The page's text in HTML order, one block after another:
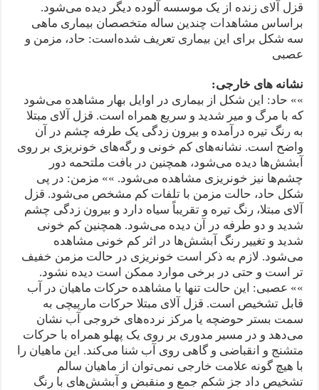
قزل آلای زنده از یک موسسه آلوده دیگر دیده می‌شود.
براساس مشاهدات چندین ساله متخصصان بیماری ماهی
سه شکل برای این بیماری تعریف شده‌است: حاد، مزمن و
عصبی
نشانه های خارجی:
»» حاد: این شکل از بیماری در اوایل بهار مشاهده می‌شود
که با مرگ و میر شدید و سریع همراه است. قزل آلای مبتلا
به رنگ تیره درآمده و بیرون زدگی یک طرفه چشم در آن
واضح است. نشانه‌های کم خونی و رگه‌های خونریزی بر روی
آبشش‌ها دیده می‌شود، همچنین در بافت ملتحمه دور
چشم‌ها نیز خونریزی مشاهده می‌شود. »» مزمن: در پی
شکل حاد، حالت مزمن با تلفات کم مشخص می‌شود. قزل
آلای مبتلا، رنگ تیره و تقریباً سیاه دارد و بیرون زدگی چشم
شدید و دو طرفه در آن دیده می‌شود. همچنین کم خونی
شدید و تغییر رنگ آبشش‌ها در اثر کم خونی مشاهده
می‌شود. لازم به ذکر است خونریزی در حالت مزمن خفیف
تر است و حتی در برخی موارد ممکن است دیده نشود.
»» عصبی: این حالت تنها با مشاهده حرکات ماهیان در آب
قابل تشخیص است. قزل آلای مبتلا حرکات مارپیچی به
سمت بستر حوضچه یا مرکز نرده‌های خروجی آب نشان
می‌دهد و در مسیر مدوری بر روی یک پهلو همراه با حرکات
متشنج و انقباضی و گاهی روی آب شنا می‌کند. این ماهیان را
با هیچ گونه علامت خارجی نمی‌توان از ماهیان سالم
تشخیص داد جز شکم جمع و منقبض و آبشش‌های با رنگ